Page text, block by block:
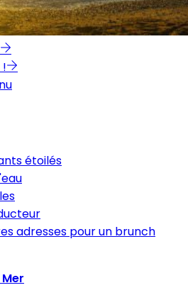
étoilés
adresses pour un brunch